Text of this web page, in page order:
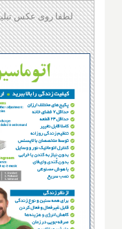
لطفا روی عکس